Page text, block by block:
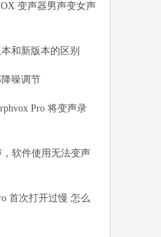
变声器男声变女声
和新版本的区别
噪调节
Pro 将变声录
软件使用无法变声
首次打开过慢 怎么